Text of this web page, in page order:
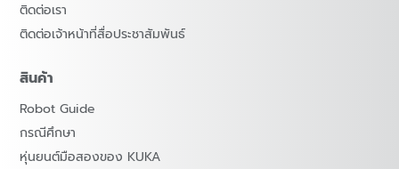
ติดต่อเรา
ติดต่อเจ้าหน้าที่สื่อประชาสัมพันธ์
สินค้า
Robot Guide
กรณีศึกษา
หุ่นยนต์มือสองของ KUKA